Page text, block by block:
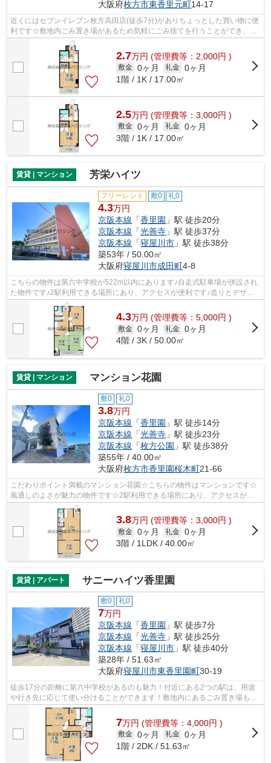
大阪府枚方市東香里元町14-17
近くにはセブンイレブン枚方高田店(徒歩7分)がありちょっとした買い物に便
利です☆敷地内ごみ置き場があるため気軽にごみ捨てを行うことができ、ゴ
ミの多い時も安心です☆空気の入れ替え...
2.7万円 (管理費等：2,000円 )
敷金 0ヶ月 礼金 0ヶ月
1階 / 1K / 17.00㎡
2.5万円 (管理費等：3,000円 )
敷金 0ヶ月 礼金 0ヶ月
3階 / 1K / 17.00㎡
賃貸 | マンション 芳栄ハイツ
フリーレント 敷0 礼0
4.3万円
京阪本線 「香里園 」駅 徒歩20分
京阪本線 「光善寺 」駅 徒歩37分
京阪本線 「寝屋川市 」駅 徒歩38分
築53年 / 50.00㎡
大阪府寝屋川市成田町4-8
こちらの物件は第六中学校が522m以内にあります♪自走式駐車場が併設され
た物件です♪2駅利用できる場所にあり、アクセスが便利です♪造りとデザイ
ンに関して、自信をもって情報を提供で...
4.3万円 (管理費等：5,000円 )
敷金 0ヶ月 礼金 0ヶ月
4階 / 3K / 50.00㎡
賃貸 | マンション マンション花園
敷0 礼0
3.8万円
京阪本線 「香里園 」駅 徒歩14分
京阪本線 「光善寺 」駅 徒歩23分
京阪本線 「枚方公園 」駅 徒歩38分
築55年 / 40.00㎡
大阪府枚方市香里園桜木町21-66
こだわりポイント満載のマンション花園☆こちらの物件はマンションです☆
風通しのよさが魅力の物件です☆2駅利用できる場所にあり、アクセスが便
利です☆当社スタッフが地域の賃貸情報をご...
3.8万円 (管理費等：3,000円 )
敷金 0ヶ月 礼金 0ヶ月
3階 / 1LDK / 40.00㎡
賃貸 | アパート サニーハイツ香里園
敷0 礼0
7万円
京阪本線 「香里園 」駅 徒歩7分
京阪本線 「光善寺 」駅 徒歩25分
京阪本線 「寝屋川市 」駅 徒歩40分
築28年 / 51.63㎡
大阪府寝屋川市東香里園町30-19
徒歩17分の距離に第六中学校があるのも魅力！付近にある2つの駅は、用途
や行き先に応じて使い分けることができます！敷地内にあるごみ置き場も自
由に使うことができます！こちらの物件...
7万円 (管理費等：4,000円 )
敷金 0ヶ月 礼金 0ヶ月
1階 / 2DK / 51.63㎡